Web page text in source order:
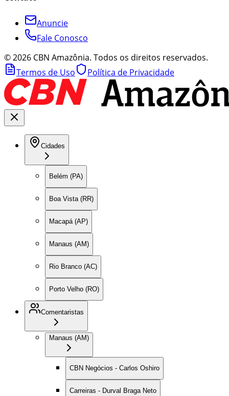
Anuncie
Fale Conosco
©2026 CBN Amazônia. Todos os direitos reservados.
Termos de Uso
Política de Privacidade
Cidades
Belém (PA)
Boa Vista (RR)
Macapá (AP)
Manaus (AM)
Rio Branco (AC)
Porto Velho (RO)
Comentaristas
Manaus (AM)
CBN Negócios - Carlos Oshiro
Carreiras - Durval Braga Neto